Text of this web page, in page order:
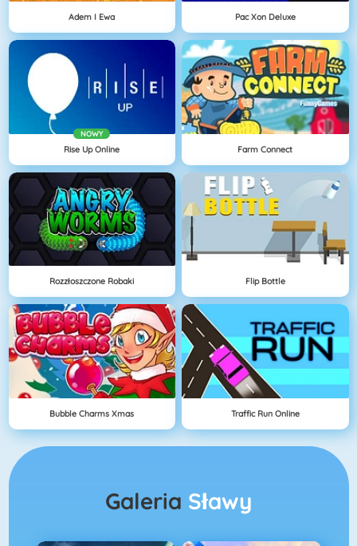
Adem I Ewa Pac Xon Deluxe
NOWY
Rise Up Online Farm Connect
Rozzłoszczone Robaki Flip Bottle
Bubble Charms Xmas Traffic Run Online
Galeria Sławy